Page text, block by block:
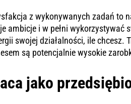
z wykonywanych zadań to
ambicje i w pełni wykorzystywać
swojej działalności, ile chcesz.
są potencjalnie wysokie
jako